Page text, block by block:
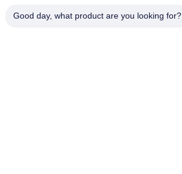
Good day, what product are you looking for?